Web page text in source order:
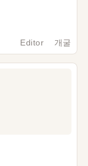
Editor 개굴